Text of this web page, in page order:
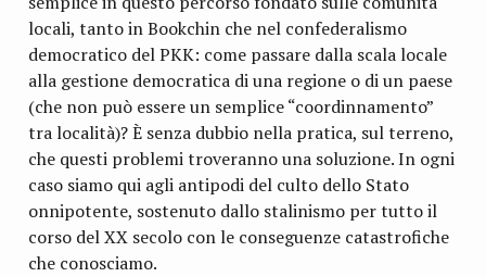
locali, tanto in Bookchin che nel confederalismo
democratico del PKK: come passare dalla scala locale
alla gestione democratica di una regione o di un paese
(che non può essere un semplice “coordinnamento”
tra località)? È senza dubbio nella pratica, sul terreno,
che questi problemi troveranno una soluzione. In ogni
caso siamo qui agli antipodi del culto dello Stato
onnipotente, sostenuto dallo stalinismo per tutto il
corso del XX secolo con le conseguenze catastrofiche
che conosciamo.